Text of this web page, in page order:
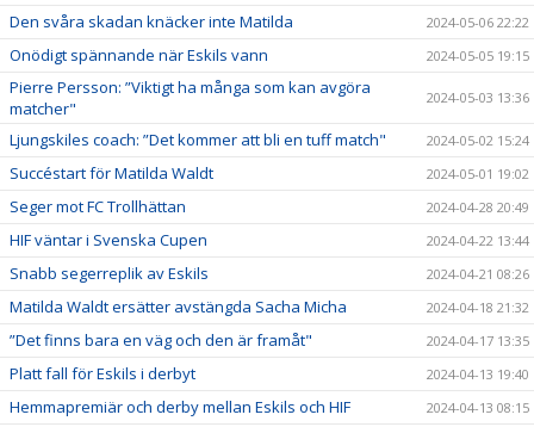
Den svåra skadan knäcker inte Matilda 2024-05-06 22:22
Onödigt spännande när Eskils vann 2024-05-05 19:15
Pierre Persson: ”Viktigt ha många som kan avgöra
matcher"
2024-05-03 13:36
Ljungskiles coach: ”Det kommer att bli en tuff match" 2024-05-02 15:24
Succéstart för Matilda Waldt 2024-05-01 19:02
Seger mot FC Trollhättan 2024-04-28 20:49
HIF väntar i Svenska Cupen 2024-04-22 13:44
Snabb segerreplik av Eskils 2024-04-21 08:26
Matilda Waldt ersätter avstängda Sacha Micha 2024-04-18 21:32
”Det finns bara en väg och den är framåt" 2024-04-17 13:35
Platt fall för Eskils i derbyt 2024-04-13 19:40
Hemmapremiär och derby mellan Eskils och HIF 2024-04-13 08:15